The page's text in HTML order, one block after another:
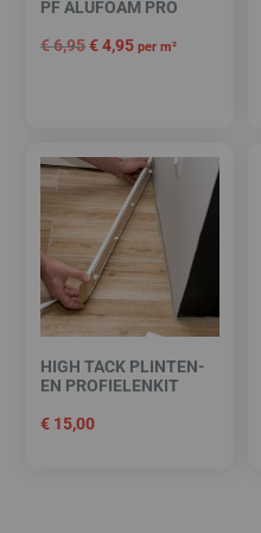
PF ALUFOAM PRO
€6,95€4,95 per m²
HIGH TACK PLINTEN-
EN PROFIELENKIT
€ 15,00